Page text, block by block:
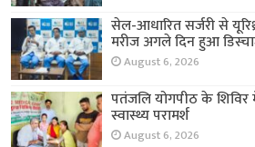
सेल-आधारित सर्जरी से
मरीज अगले दिन हुआ
August 6, 2026
पतंजलि योगपीठ के शिविर
स्वास्थ्य परामर्श
August 6, 2026